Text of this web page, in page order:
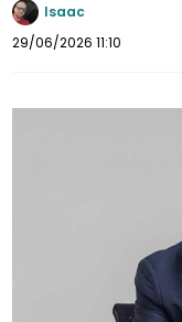
Isaac
29/06/2026 11:10